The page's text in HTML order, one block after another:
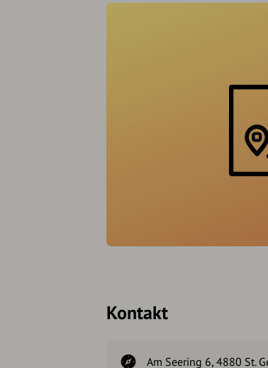
Kontakt
Am Seering 6, 4880 St.